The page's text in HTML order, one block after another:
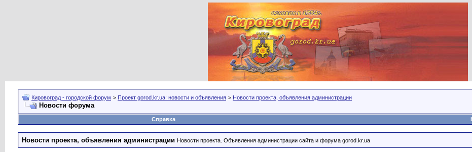
Кировоград - городской форум > Проект gorod.kr.ua: новости и объявления > Новости проекта, объявления администрации
Новости форума
Справка
Новости проекта, объявления администрации Новости проекта. Объявления администрации сайта и форума gorod.kr.ua